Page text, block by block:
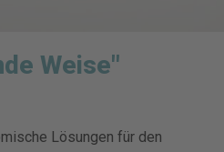
Weise"
Lösungen für den